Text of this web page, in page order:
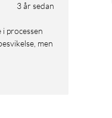
3 år sedan
men